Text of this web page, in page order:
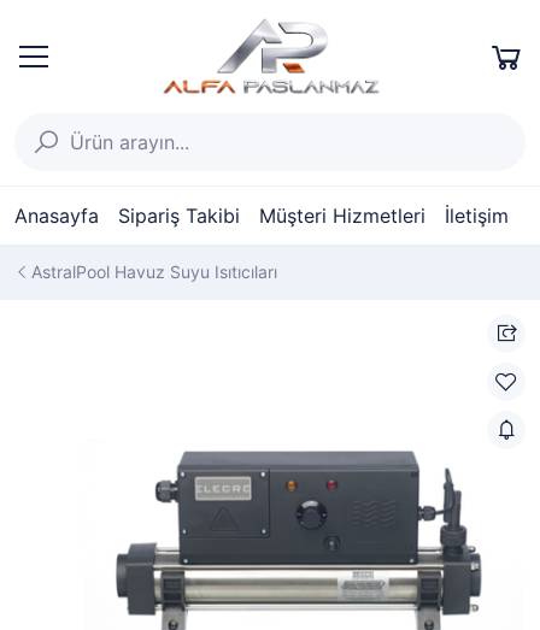
Anasayfa Sipariş Takibi Müşteri Hizmetleri İletişim
AstralPool Havuz Suyu Isıtıcıları